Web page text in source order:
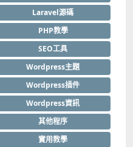
Laravel源碼
PHP教學
SEO工具
Wordpress主題
Wordpress插件
Wordpress資訊
其他程序
實用教學